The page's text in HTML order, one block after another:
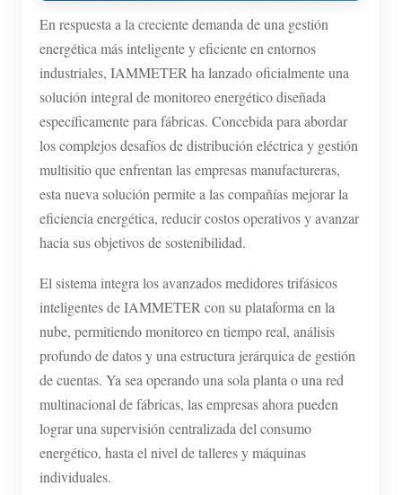
Monitoreo energético de fábrica
Documentación
Videos tutoriales
FAQ
Noticias
Blog
Programa de contribuidores
Centro de contribuidores
Actividades IAMMETER
Foro
App Store
Explorar sitios
Ranking FV
Soluciones
Sobre nosotros
En respuesta a la creciente demanda de una gestión
energética más inteligente y eficiente en entornos
industriales, IAMMETER ha lanzado oficialmente una
solución integral de monitoreo energético diseñada
específicamente para fábricas. Concebida para abordar
los complejos desafíos de distribución eléctrica y gestión
multisitio que enfrentan las empresas manufactureras,
esta nueva solución permite a las compañías mejorar la
eficiencia energética, reducir costos operativos y avanzar
hacia sus objetivos de sostenibilidad.
El sistema integra los avanzados medidores trifásicos
inteligentes de IAMMETER con su plataforma en la
nube, permitiendo monitoreo en tiempo real, análisis
profundo de datos y una estructura jerárquica de gestión
de cuentas. Ya sea operando una sola planta o una red
multinacional de fábricas, las empresas ahora pueden
lograr una supervisión centralizada del consumo
energético, hasta el nivel de talleres y máquinas
individuales.